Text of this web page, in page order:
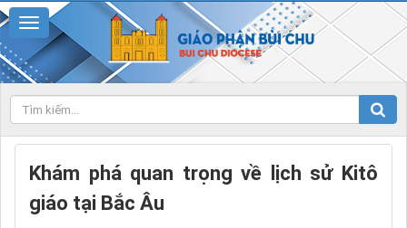
Khám phá quan trọng về lịch sử Kitô
giáo tại Bắc Âu